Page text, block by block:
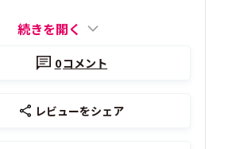
続きを開く
0コメント
レビューをシェア